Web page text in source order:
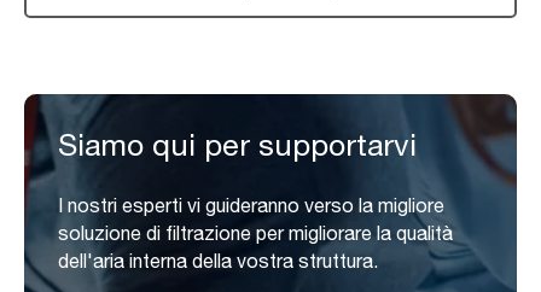
Siamo qui per supportarvi
I nostri esperti vi guideranno verso la migliore
soluzione di filtrazione per migliorare la qualità
dell'aria interna della vostra struttura.